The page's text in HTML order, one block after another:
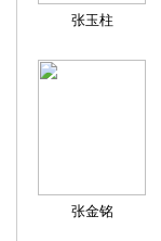
张玉柱
张金铭